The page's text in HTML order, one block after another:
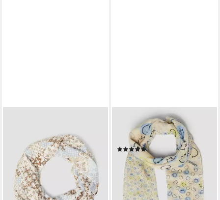
Grafik-Print und leichtem
Mustermix
22,99 €
lieferbar - in 3-4 Werktagen bei dir
S.OLIVER
Schal Tuch, Leichter Schal mit
S.W.-Smiley®-Print
(1)
23,99 € UVP29,99 €
-20%
lieferbar - in 3-4 Werktagen bei dir